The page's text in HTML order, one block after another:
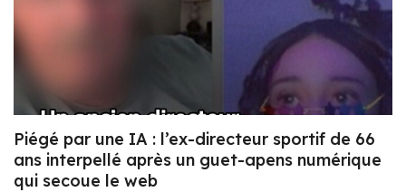
Piégé par une IA : l’ex-directeur sportif de 66
ans interpellé après un guet-apens numérique
qui secoue le web